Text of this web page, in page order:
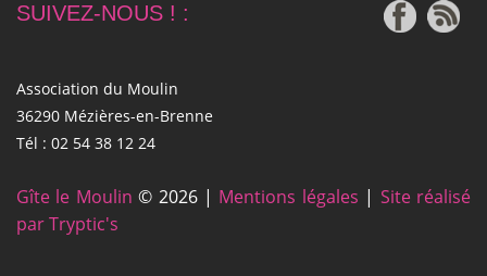
SUIVEZ-NOUS ! :
Association du Moulin
36290 Mézières-en-Brenne
Tél : 02 54 38 12 24
Gîte le Moulin © 2026 | Mentions légales | Site réalisé
par Tryptic's